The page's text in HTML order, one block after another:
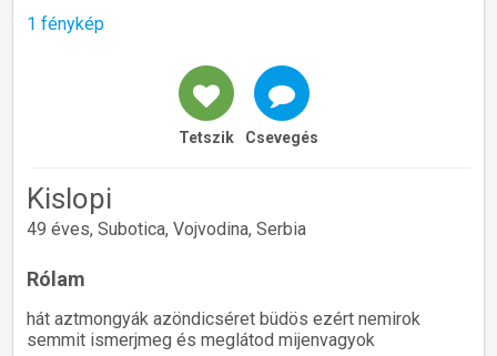
1 fénykép
Tetszik Csevegés
Kislopi
49 éves, Subotica, Vojvodina, Serbia
Rólam
hát aztmongyák azöndicséret büdös ezért nemirok
semmit ismerjmeg és meglátod mijenvagyok